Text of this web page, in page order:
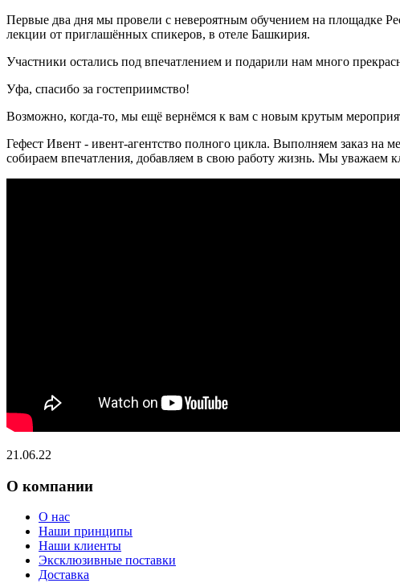
Первые два дня мы провели с невероятным обучением на площадке
лекции от приглашённых спикеров, в отеле Башкирия.
Участники остались под впечатлением и подарили нам много
Уфа, спасибо за гостеприимство!
Возможно, когда-то, мы ещё вернёмся к вам с новым крутым
Гефест Ивент - ивент-агентство полного цикла. Выполняем заказ на
собираем впечатления, добавляем в свою работу жизнь. Мы уважаем
21.06.22
О компании
О нас
Наши принципы
Наши клиенты
Эксклюзивные поставки
Доставка